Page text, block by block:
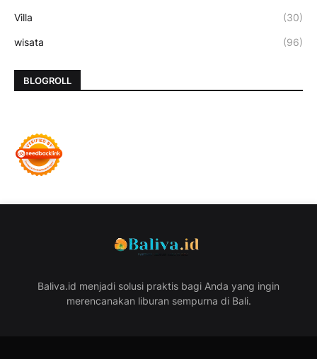
Villa (30)
wisata (96)
BLOGROLL
Baliva.id menjadi solusi praktis bagi Anda yang ingin
merencanakan liburan sempurna di Bali.